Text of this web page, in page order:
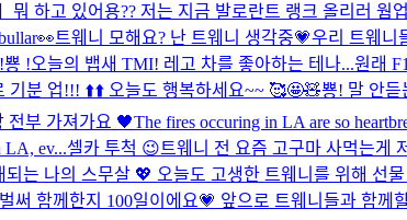
뭐 하고 있어용?? 저는 지금 발로란트 랭크 올리러 웜
트웨니 모해요? 난 트웨니 생각중💗우리 트웨니
뿅 !오늘의 뱁새 TMI! 레고 차를 좋아하는 테나...원래
기분 업!!! ⬆️⬆️ 오늘도 행복하세요~~ 🥰🤩🧸뿅! 말 안듣
전부 가져가요 🖤The fires occuring in LA are so
LA, ev...셀카 투척 😉트웨니 전 요즘 고구마 사먹는게
는 나의 스무살 💖 오늘도 고생한 트웨니를 위해 선
써 함께한지 100일이에요💗 앞으로 트웨니들과 함